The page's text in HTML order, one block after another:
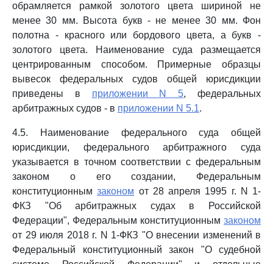
обрамляется рамкой золотого цвета шириной не
менее 30 мм. Высота букв - не менее 30 мм. Фон
полотна - красного или бордового цвета, а букв -
золотого цвета. Наименование суда размещается
центрированным способом. Примерные образцы
вывесок федеральных судов общей юрисдикции
приведены в приложении N 5, федеральных
арбитражных судов - в приложении N 5.1.
4.5. Наименование федерального суда общей
юрисдикции, федерального арбитражного суда
указывается в точном соответствии с федеральным
законом о его создании, Федеральным
конституционнымзаконом от 28 апреля 1995 г. N 1-
ФКЗ "Об арбитражных судах в Российской
Федерации", Федеральным конституционным законом
от 29 июля 2018 г. N 1-ФКЗ "О внесении изменений в
Федеральный конституционный закон "О судебной